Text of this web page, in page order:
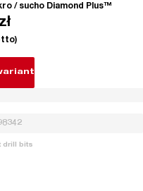
/ sucho Diamond Plus™
zł
drill bits